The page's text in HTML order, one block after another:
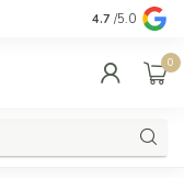
Kwaliteit &
4.7 /5.0
0